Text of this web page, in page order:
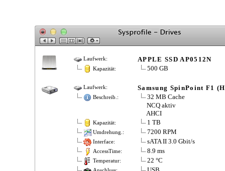
Laufwerk: APPLE SSD AP0512N
Kapazität: 500 GB
Laufwerk: Samsung SpinPoint F1
Beschreib.:
32 MB Cache
NCQ aktiv
AHCI
Kapazität: 1 TB
Umdrehung.: 7200 RPM
Interface: sATA II 3.0 Gbit/s
AccessTime: 8.9 ms
Temperatur: 22 °C